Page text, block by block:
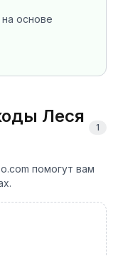
основе
Леся
1
помогут вам